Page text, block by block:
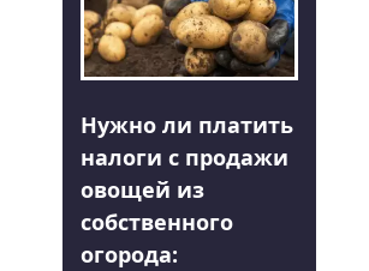
Нужно ли платить
налоги с продажи
овощей из
собственного
огорода: